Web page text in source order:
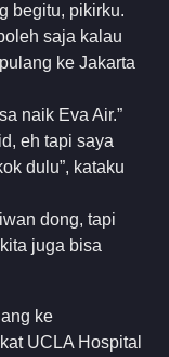
begitu, pikirku.
saja kalau
ke Jakarta
naik Eva Air.”
eh tapi saya
dulu”, kataku
dong, tapi
juga bisa
ke
UCLA Hospital